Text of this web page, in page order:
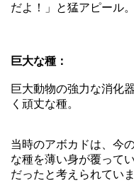
だよ！」と猛アピール。
巨大な種：
巨大動物の強力な消化
く頑丈な種。
当時のアボカドは、今
な種を薄い身が覆って
だったと考えられていま